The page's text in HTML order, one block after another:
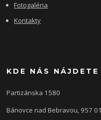
Fotogaléria
Kontakty
KDE NÁS NÁJDETE
Partizánska 1580
Bánovce nad Bebravou, 957 01